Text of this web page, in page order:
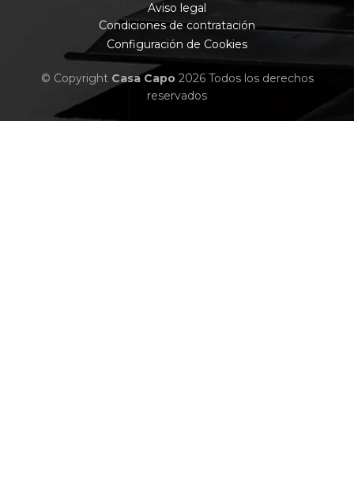
© Copyright Casa Capo2026 Todos los derechos
reservados
Aviso legal
Condiciones de contratación
Configuración de Cookies